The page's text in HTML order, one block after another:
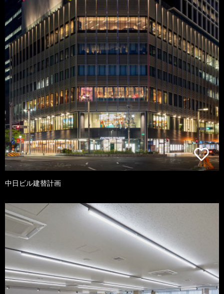
中日ビル建替計画